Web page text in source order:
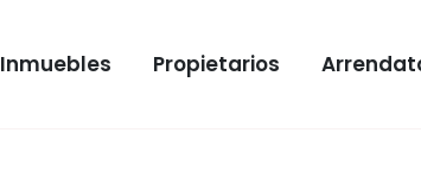
Inmuebles Propietarios